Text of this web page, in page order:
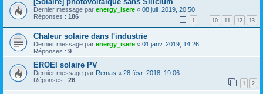
Dernier message par energy_isere « 08 juil. 2019, 20:50
Réponses : 186 1 … 10 11 12 13
Chaleur solaire dans l'industrie
Dernier message par energy_isere « 01 janv. 2019, 14:26
Réponses : 9
EROEI solaire PV
Dernier message par Remas « 28 févr. 2018, 19:06
Réponses : 26 1 2